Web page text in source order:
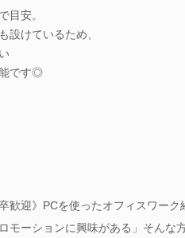
目安。
設けているため、
です◎
歓迎》PCを使ったオフィスワー
モーションに興味がある」そんな